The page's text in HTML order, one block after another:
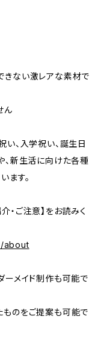
きない激レアな素材で
ん
い、入学祝い、誕生日
、新生活に向けた各種
ます。
・ご注意】をお読みく
about
ーメイド制作も可能で
ものをご提案も可能で